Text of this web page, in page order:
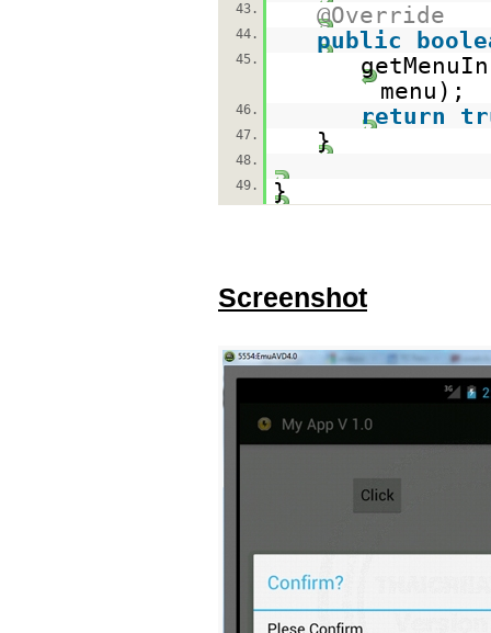
43.
@Override
44. public
45.
menu);
46. return
47. }
48.
49.
}
Screenshot